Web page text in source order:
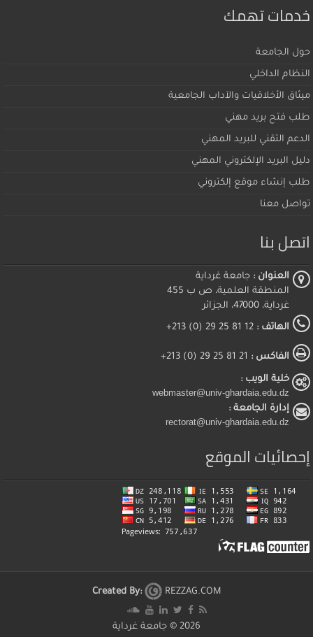
خدمات تهمك
حول الجامعة
النظام الداخلي
ميثاق اﻷخلاقيات والآداب الجامعية
طلب فتح بريد مهني
الدعم التقني للبريد المهني
دليل البريد الإلكتروني المهني
طلب إنشاء موقع إلكتروني
تواصل معنا
اتصل بنا
العنوان : جامعة غرداية
المنطقة العلمية، ص ب 455
غرداية، 47000، الجزائر
الهاتف : 12 81 25 29 (0) 213+
الفاكس :
خلية الويب :
webmaster@univ-ghardaia.edu.dz
إدارة الجامعة :
rectorat@univ-ghardaia.edu.dz
إحصائيات الموقع
Created By: REZZAG.COM
2026 © جامعة غرداية